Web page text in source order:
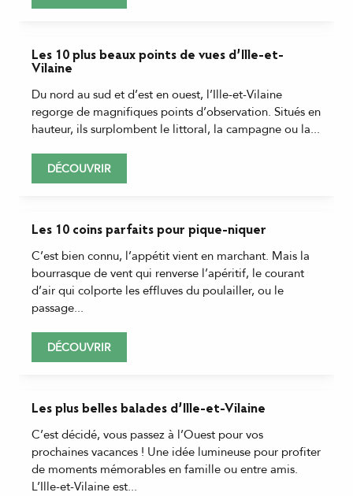
Les 10 plus beaux points de vues d’Ille-et-
Vilaine
Du nord au sud et d’est en ouest, l’Ille-et-Vilaine
regorge de magnifiques points d’observation. Situés en
hauteur, ils surplombent le littoral, la campagne ou la...
DÉCOUVRIR
Les 10 coins parfaits pour pique-niquer
C’est bien connu, l’appétit vient en marchant. Mais la
bourrasque de vent qui renverse l’apéritif, le courant
d’air qui colporte les effluves du poulailler, ou le
passage...
DÉCOUVRIR
Les plus belles balades d’Ille-et-Vilaine
C’est décidé, vous passez à l’Ouest pour vos
prochaines vacances ! Une idée lumineuse pour profiter
de moments mémorables en famille ou entre amis.
L’Ille-et-Vilaine est...